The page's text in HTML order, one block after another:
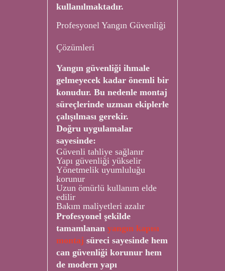
kullanılmaktadır.
Profesyonel Yangın Güvenliği
Çözümleri
Yangın güvenliği ihmale
gelmeyecek kadar önemli bir
konudur. Bu nedenle montaj
süreçlerinde uzman ekiplerle
çalışılması gerekir.
Doğru uygulamalar
sayesinde:
Güvenli tahliye sağlanır
Yapı güvenliği yükselir
Yönetmelik uyumluluğu
korunur
Uzun ömürlü kullanım elde
edilir
Bakım maliyetleri azalır
Profesyonel şekilde
tamamlanan yangın kapısı
montaj süreci sayesinde hem
can güvenliği korunur hem
de modern yapı